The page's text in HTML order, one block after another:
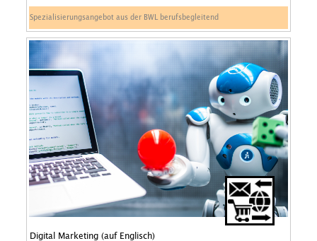
Spezialisierungsangebot aus der BWL berufsbegleitend
Digital Marketing (auf Englisch)